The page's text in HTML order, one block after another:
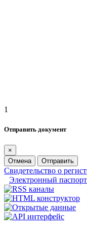
1
Отправить документ
×
Отмена
Отправить
Свидетельство о
Электронный